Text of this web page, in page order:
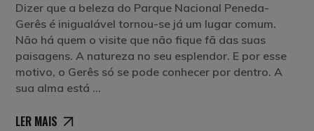
Dizer que a beleza do Parque Nacional Peneda-
Gerês é inigualável tornou-se já um lugar comum.
Não há quem o visite que não fique fã das suas
paisagens. A natureza no seu esplendor. E por esse
motivo, o Gerês só se pode conhecer por dentro. A
sua alma está
LER MAIS